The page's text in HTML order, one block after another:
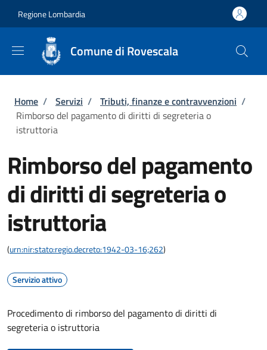
Regione Lombardia
Comune di Rovescala
Briciole di pane
Home / Servizi / Tributi, finanze e contravvenzioni /
Rimborso del pagamento di diritti di segreteria o
istruttoria
Rimborso del pagamento
di diritti di segreteria o
istruttoria
(urn:nir:stato:regio.decreto:1942-03-16;262)
Servizio attivo
Procedimento di rimborso del pagamento di diritti di
segreteria o istruttoria